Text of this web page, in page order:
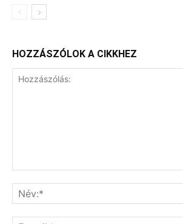
HOZZÁSZÓLOK A CIKKHEZ